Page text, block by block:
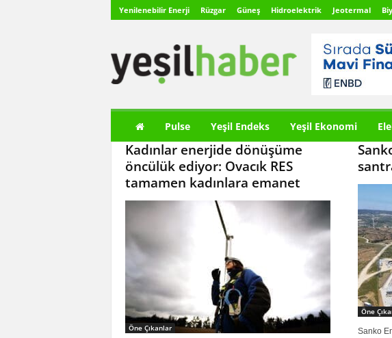
Yenilenebilir Enerji Rüzgar Güneş Hidroelektrik Jeotermal
ş
Pulse Yeşil Endeks Yeşil Ekonomi
Kadınlar enerjide dönüşüme
öncülük ediyor: Ovacık RES
tamamen kadınlara emanet
Öne Çıkanlar
Öne
Sanko